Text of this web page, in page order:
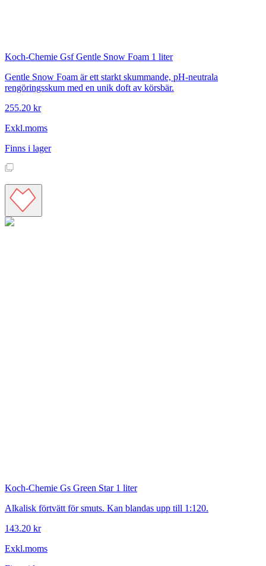
Koch-Chemie Gsf Gentle Snow Foam 1 liter
Gentle Snow Foam är ett starkt skummande, pH-neutrala
rengöringsskum med en unik doft av körsbär.
255.20 kr
Exkl.moms
Finns i lager
Koch-Chemie Gs Green Star 1 liter
Alkalisk förtvätt för smuts. Kan blandas upp till 1:120.
143.20 kr
Exkl.moms